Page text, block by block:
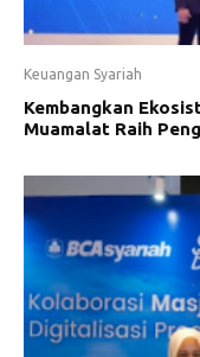
Keuangan Syariah
Kembangkan
Muamalat Raih